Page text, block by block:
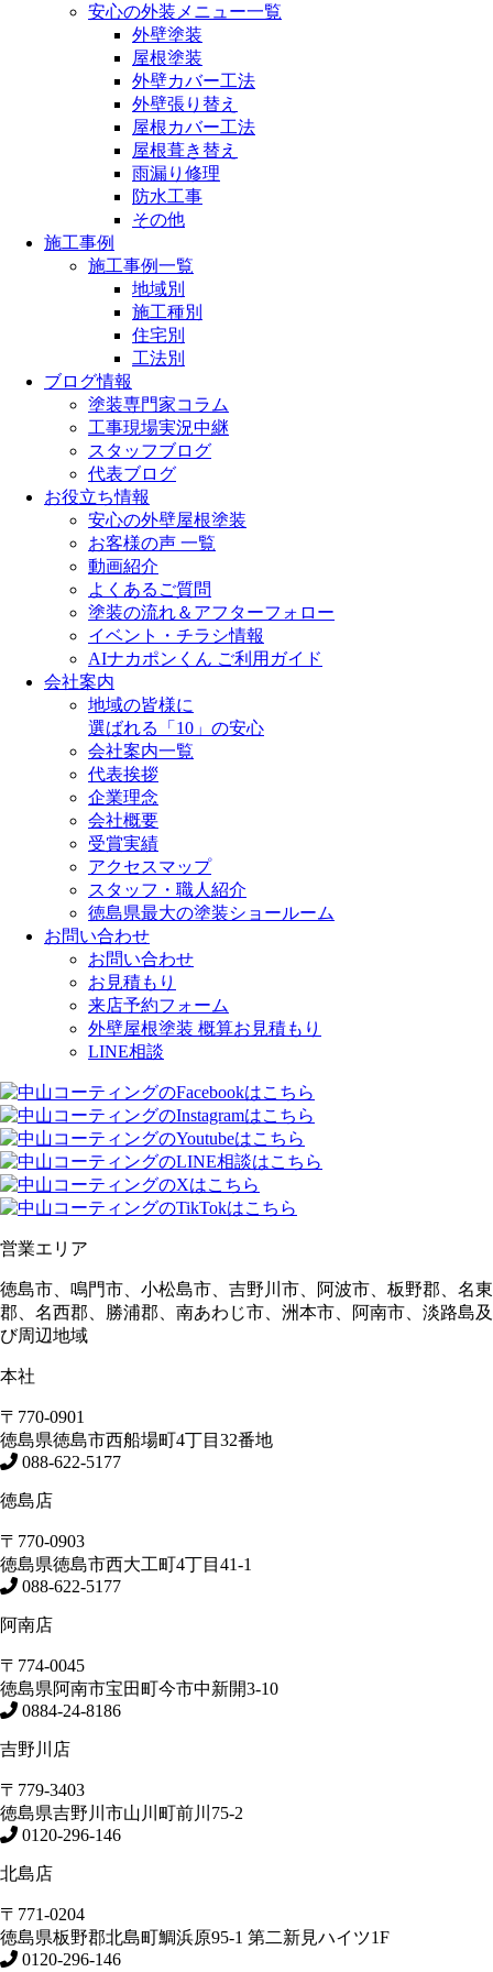
安心の外装メニュー一覧
外壁塗装
屋根塗装
外壁カバー工法
外壁張り替え
屋根カバー工法
屋根葺き替え
雨漏り修理
防水工事
その他
施工事例
施工事例一覧
地域別
施工種別
住宅別
工法別
ブログ情報
塗装専門家コラム
工事現場実況中継
スタッフブログ
代表ブログ
お役立ち情報
安心の外壁屋根塗装
お客様の声 一覧
動画紹介
よくあるご質問
塗装の流れ＆アフターフォロー
イベント・チラシ情報
AIナカポンくん ご利用ガイド
会社案内
地域の皆様に
選ばれる「10」の安心
会社案内一覧
代表挨拶
企業理念
会社概要
受賞実績
アクセスマップ
スタッフ・職人紹介
徳島県最大の塗装ショールーム
お問い合わせ
お問い合わせ
お見積もり
来店予約フォーム
外壁屋根塗装 概算お見積もり
LINE相談
営業エリア
徳島市、鳴門市、小松島市、吉野川市、阿波市、板野郡、名東
郡、名西郡、勝浦郡、南あわじ市、洲本市、阿南市、淡路島及
び周辺地域
本社
〒770-0901
徳島県徳島市西船場町4丁目32番地
088-622-5177
徳島店
〒770-0903
徳島県徳島市西大工町4丁目41-1
088-622-5177
阿南店
〒774-0045
徳島県阿南市宝田町今市中新開3-10
0884-24-8186
吉野川店
〒779-3403
徳島県吉野川市山川町前川75-2
0120-296-146
北島店
〒771-0204
徳島県板野郡北島町鯛浜原95-1 第二新見ハイツ1F
0120-296-146